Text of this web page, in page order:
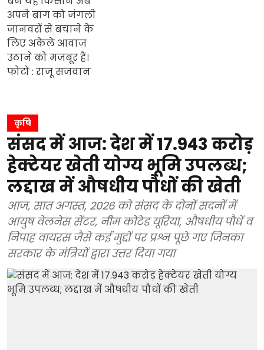
कृषि
संसद में आज: देश में 17.943 करोड़
हेक्टेयर खेती योग्य भूमि उपलब्ध;
लद्दाख में औषधीय पौधों की खेती
आज, सात अगस्त, 2026 को संसद के दोनों सदनों में
आयुष वेलनेस सेंटर, नीम कोटेड यूरिया, औषधीय पौधें व
निपाह वायरस जैसे कई मुद्दों पर प्रश्न पूछे गए जिनका
सरकार के मंत्रियों द्वारा उत्तर दिया गया